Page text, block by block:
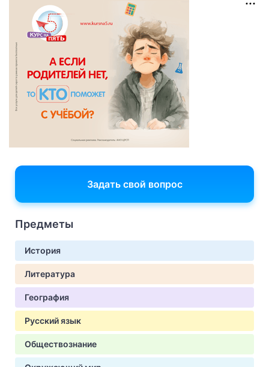
Задать свой вопрос
Предметы
История
Литература
География
Русский язык
Обществознание